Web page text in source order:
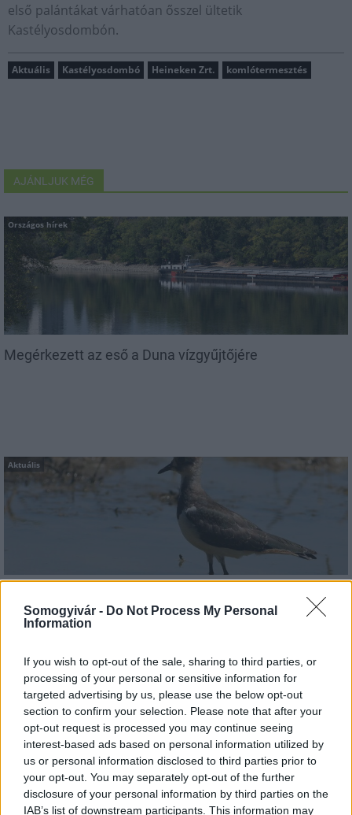
Somogyivár - Do Not Process My Personal
Information
If you wish to opt-out of the sale, sharing to third parties, or
processing of your personal or sensitive information for
targeted advertising by us, please use the below opt-out
section to confirm your selection. Please note that after your
opt-out request is processed you may continue seeing
interest-based ads based on personal information utilized by
us or personal information disclosed to third parties prior to
your opt-out. You may separately opt-out of the further
disclosure of your personal information by third parties on the
IAB’s list of downstream participants. This information may
első palántákat várhatóan ősszel ültetik
Kastélyosdombón.
Aktuális Kastélyosdombó Heineken Zrt. komlótermesztés
AJÁNLJUK MÉG
Országos hírek
Megérkezett az eső a Duna vízgyűjtőjére
Aktuális
vadállományt a somogyi erdőkben
Helyi hírek